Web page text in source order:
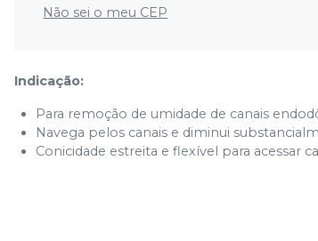
Não sei o meu CEP
Indicação:
Para remoção de umidade de canais
Navega pelos canais e diminui
Conicidade estreita e flexível para acessar